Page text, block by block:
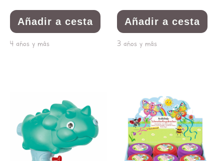
Añadir a cesta
4 años y más
Añadir a cesta
3 años y más